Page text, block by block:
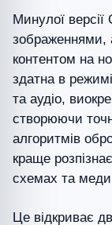
Минулої
зображеннями,
контентом на
здатна в
та аудіо,
створюючи
алгоритмів
краще
схемах та
Це відкриває